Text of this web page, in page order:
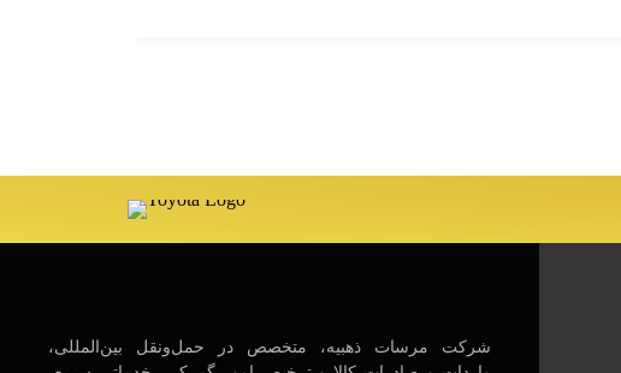
شرکت مرسات ذهبیه، متخصص در حمل‌ونقل بین‌المللی،